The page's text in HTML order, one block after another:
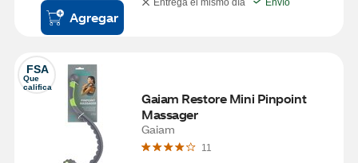
Agregar
Entrega el mismo día
Envío
FSA
Que
califica
Gaiam Restore Mini Pinpoint
Massager
Gaiam
11